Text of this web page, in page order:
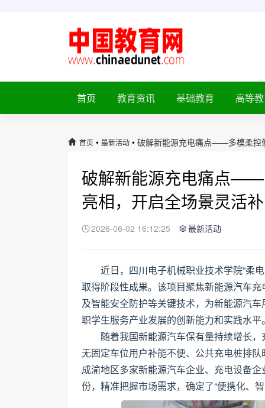
首页 教育资讯 基础教育 高等
首页 • 最新活动 • 破解新能源充电痛点——多模柔控
破解新能源充电痛点——
亮相，开启全场景灵活
2026-06-02 16:12:25 最新活动
近日，四川电子机械职业技术学院“柔
取得阶段性成果。该项目聚焦新能源汽车
及智能安全防护等关键技术，为新能源汽
职学生服务产业发展的创新能力和实践水平
随着我国新能源汽车保有量持续增长
无固定车位用户补能不便、公共充电桩排
成渝地区多家新能源汽车企业、充电设备
份，精准把握市场需求，确定了“便携化、